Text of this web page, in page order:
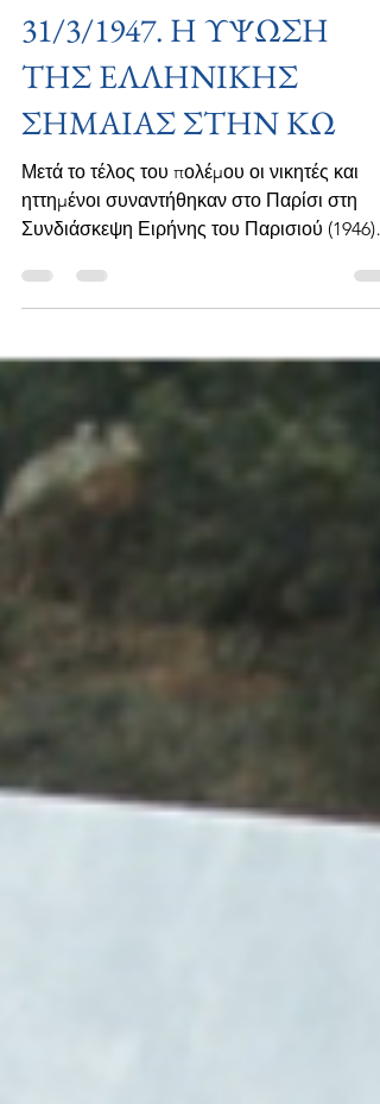
Kostas Kogiopoulos
Mar 31
9 min read
31/3/1947. Η ΥΨΩΣΗ
ΤΗΣ ΕΛΛΗΝΙΚΗΣ
ΣΗΜΑΙΑΣ ΣΤΗΝ ΚΩ
Μετά το τέλος του πολέμου οι νικητές και
ηττημένοι συναντήθηκαν στο Παρίσι στη
για να ξεκαθαρίσουν τι μένει από τα
προπολεμικά σύνορα και τι αλλάζει. Αυτό
αποφασίστηκε ήταν ένα παιχνίδι ισορροπιών
μεταξύ των μεγάλων. Η συνδιάσκεψη
ξεκίνησε στις 29 Ιουλίου 1946 και συμμετείχε
σε αυτή πολυπρόσωπη ελληνική
πρωθυπουργό Κωνσταντίνο Τσαλδάρη και
μέλη, μεταξύ άλλων, τους Φ. Δραγούμη, Κ.